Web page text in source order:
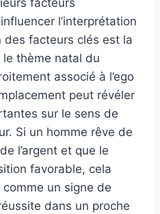
facteurs
l’interprétation
des facteurs clés est la
thème natal du
associé à l’ego
peut révéler
sur le sens de
Si un homme rêve de
l’argent et que le
favorable, cela
un signe de
dans un proche